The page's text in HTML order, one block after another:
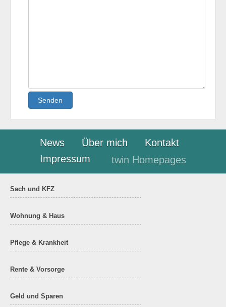
Senden
News Über mich
Kontakt
Impressum
twin Homepages
Sach und KFZ
Wohnung & Haus
Pflege & Krankheit
Rente & Vorsorge
Geld und Sparen